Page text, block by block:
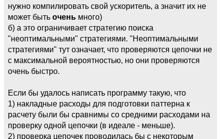
нужно компилировать свой ускоритель, а значит их не
может быть очень много)
б) а это ограничивает стратегию поиска
"неоптимальными" стратегиями. "Неоптимальными
стратегиями" тут означает, что проверяются цепочки не
с максимальной вероятностью, но они проверяются
очень быстро.
Если бы удалось написать программу такую, что
1) накладные расходы для подготовки паттерна к
расчету были бы сравнимы со средними расходами на
проверку одной цепочки (в идеале - меньше).
2) проверка цепочек проводилась бы с некоторым